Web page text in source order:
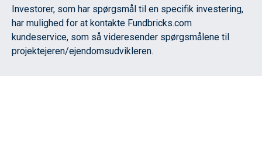
Investorer, som har spørgsmål til en specifik investering,
har mulighed for at kontakte Fundbricks.com
kundeservice, som så videresender spørgsmålene til
projektejeren/ejendomsudvikleren.